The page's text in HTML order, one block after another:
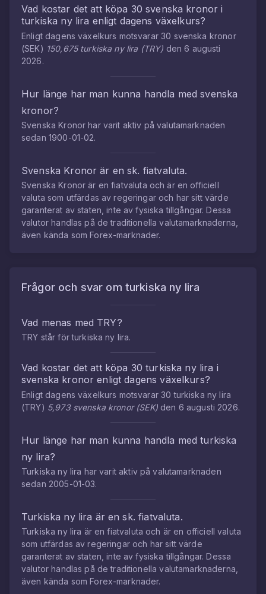
Vad kostar det att köpa 30svenska kronor i
turkiska ny lira enligt dagens växelkurs?
Enligt dagens växelkurs motsvarar30 svenska kronor
(SEK) 150,675 turkiska ny lira (TRY) den6 augusti
2026.
Hur länge har man kunna handla medsvenska
kronor?
Svenska Kronor har varit aktiv på valutamarknaden
sedan 1900-01-02.
Svenska Kronor är en sk. fiatvaluta.
Svenska Kronor är en fiatvaluta och är en officiell
valuta som utfärdas av regeringar och har sitt värde
garanterat av staten, inte av fysiska tillgångar. Dessa
valutor handlas på de traditionella valutamarknaderna,
även kända som Forex-marknader.
Frågor och svar om turkiska ny lira
Vad menas med TRY?
TRY står förturkiska ny lira.
Vad kostar det att köpa 30turkiska ny lira i
svenska kronor enligt dagens växelkurs?
Enligt dagens växelkurs motsvarar30turkiska ny lira
(TRY) 5,973 svenska kronor(SEK)den 6 augusti 2026.
Hur länge har man kunna handla medturkiska
ny lira?
Turkiska ny lira har varit aktiv på valutamarknaden
sedan 2005-01-03.
Turkiska ny lira är en sk. fiatvaluta.
Turkiska ny lira är en fiatvaluta och är en officiell valuta
som utfärdas av regeringar och har sitt värde
garanterat av staten, inte av fysiska tillgångar. Dessa
valutor handlas på de traditionella valutamarknaderna,
även kända som Forex-marknader.